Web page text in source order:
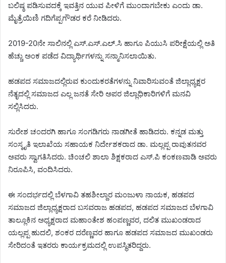
ಬಲಿಷ್ಠ ಪಡಿಸುವದಕ್ಕೆ ಇವತ್ತಿನ ಯುವ ಪೀಳಿಗೆ ಮುಂದಾಗಬೇಕು ಎಂದು ಡಾ.
ಮೈತ್ರೆಯಿಣಿ ಗದಿಗೆಪ್ಪಗೌಡರ ಕರೆ ನೀಡಿದರು.
2019-20ನೇ ಸಾಲಿನಲ್ಲಿ ಎಸ್.ಎಸ್.ಎಲ್.ಸಿ ಹಾಗೂ ಪಿಯುಸಿ ಪರೀಕ್ಷೆಯಲ್ಲಿ ಅತಿ
ಹೆಚ್ಚು ಅಂಕ ಪಡೆದ ವಿದ್ಯಾರ್ಥಿಗಳನ್ನು ಸನ್ಮಾನಿಸಲಾಯಿತು.
ಹಡಪದ ಸಮಾಜದಲ್ಲಿರುವ ಕುಂದುಕರತೆಗಳನ್ನು ನಿವಾರಿಸುವಂತೆ ಜಿಲ್ಲಾಧ್ಯಕ್ಷರ
ನೆತೃದಲ್ಲಿ ಸಮಾಜದ ಎಲ್ಲ ಜನತೆ ಸೇರಿ ಅಪರ ಜಿಲ್ಲಾಧಿಕಾರಿಗಳಿಗೆ ಮನವಿ
ಸಲ್ಲಿಸಿದರು.
ಸುರೇಶ ಚಂದರಗಿ ಹಾಗೂ ಸಂಗಡಿಗರು ನಾಡಗೀತೆ ಹಾಡಿದರು. ಕನ್ನಡ ಮತ್ತು
ಸಂಸ್ಕೃತಿ ಇಲಾಖೆಯ ಸಹಾಯಕ ನಿರ್ದೇಶಕರಾದ ಡಾ. ಮಲ್ಲಪ್ಪ ರಾವುತನವರ
ಅವರು ಸ್ವಾಗತಿಸಿದರು. ಚಿಂಚಲಿ ಶಾಲಾ ಶಿಕ್ಷಕರಾದ ಎಸ್.ಪಿ ಕಂಕಣವಾಡಿ ಅವರು
ನಿರೂಪಿಸಿ, ವಂದಿಸಿದರು.
ಈ ಸಂದರ್ಭದಲ್ಲಿ ಬೆಳಗಾವಿ ತಹಶೀಲ್ದಾರ ಮಂಜುಳಾ ನಾಯಕ, ಹಡಪದ
ಸಮಾಜದ ಜಿಲ್ಲಾಧ್ಯಕ್ಷರಾದ ಬಸವರಾಜ ಹಡಪದ, ಹಡಪದ ಸಮಾಜದ ಬೆಳಗಾವಿ
ತಾಲ್ಲೂಕಿನ ಅಧ್ಯಕ್ಷರಾದ ಮಹಾಂತೇಶ ಹಂಪಣ್ಣವರ, ದಲಿತ ಮುಖಂಡರಾದ
ಯಲ್ಲಪ್ಪ ಹುದಲಿ, ಶಂಕರ ದರೆಣ್ಣವರ ಹಾಗೂ ಹಡಪದ ಸಮಾಜದ ಮುಖಂಡರು
ಸೇರಿದಂತೆ ಇತರರು ಕಾರ್ಯಕ್ರಮದಲ್ಲಿ ಉಪಸ್ಥಿತರಿದ್ದರು.